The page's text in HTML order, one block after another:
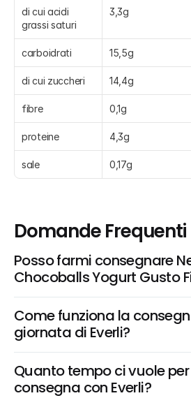
di cui acidi
grassi saturi
3,3g
carboidrati 15,5g
di cui zuccheri 14,4g
fibre 0,1g
proteine 4,3g
sale 0,17g
Domande Frequenti
Posso farmi consegnare
Chocoballs Yogurt Gusto
Come funziona la
giornata di Everli?
Quanto tempo ci vuole
consegna con Everli?